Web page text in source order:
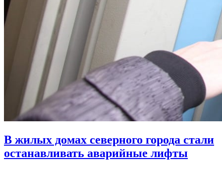
В жилых домах северного города стали
останавливать аварийные лифты